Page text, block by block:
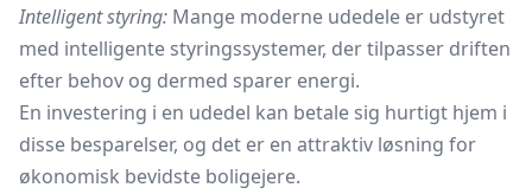
Intelligent styring: Mange moderne udedele er udstyret
med intelligente styringssystemer, der tilpasser driften
efter behov og dermed sparer energi.
En investering i en udedel kan betale sig hurtigt hjem i
disse besparelser, og det er en attraktiv løsning for
økonomisk bevidste boligejere.